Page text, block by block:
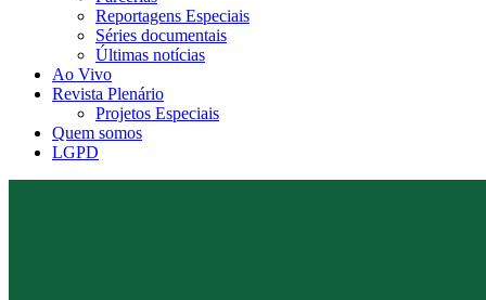
Reportagens Especiais
Séries documentais
Últimas notícias
Ao Vivo
Revista Plenário
Projetos Especiais
Quem somos
LGPD